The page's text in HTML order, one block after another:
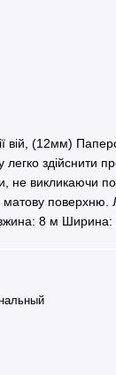
вій, (12мм)
легко здійснити
не викликаючи
матову поверхню.
8 м